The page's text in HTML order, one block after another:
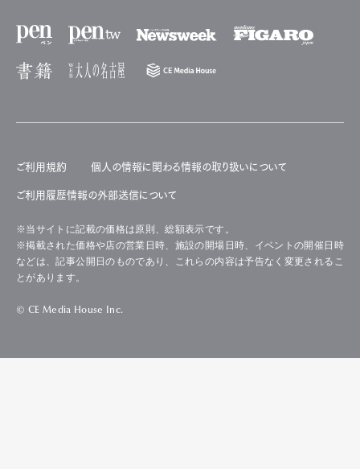
ご利用規約 個人の情報に関わる情報の取り扱いについて
ご利用履歴情報の外部送信について
※当サイトに記載の価格は原則、総額表示です。
※掲載された価格や店の営業日時、施設の開場日時、イベントの開催日時
などは、記事公開日のものであり、これらの内容は予告なく変更されるこ
とがあります。
© CE Media House Inc.